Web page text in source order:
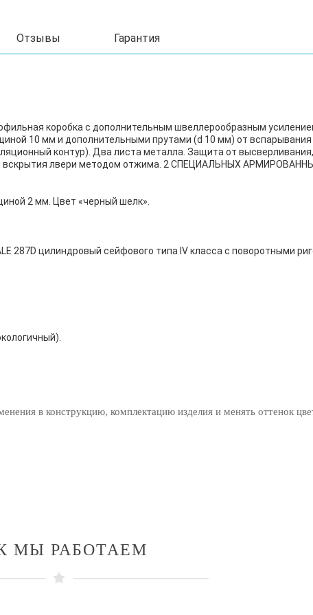
Отзывы Гарантия
коробка с дополнительным швеллерообразным
10 мм и дополнительными прутами (d 10 мм) от
контур). Два листа металла. Защита от
лвери методом отжима. 2 СПЕЦИАЛЬНЫХ
2 мм. Цвет «черный шелк».
287D цилиндровый сейфового типа IV класса с поворотными
в конструкцию, комплектацию изделия и менять оттенок
МЫ РАБОТАЕМ